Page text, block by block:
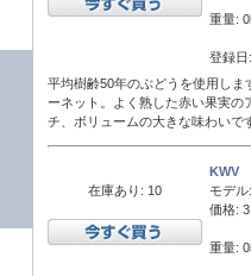
重量:
登録
平均樹齢50年のぶどうを使用し
ーネット。よく熟した赤い果実
チ、ボリュームの大きな味わいで
在庫あり: 10
KWV
モデル:
価格:
重量: